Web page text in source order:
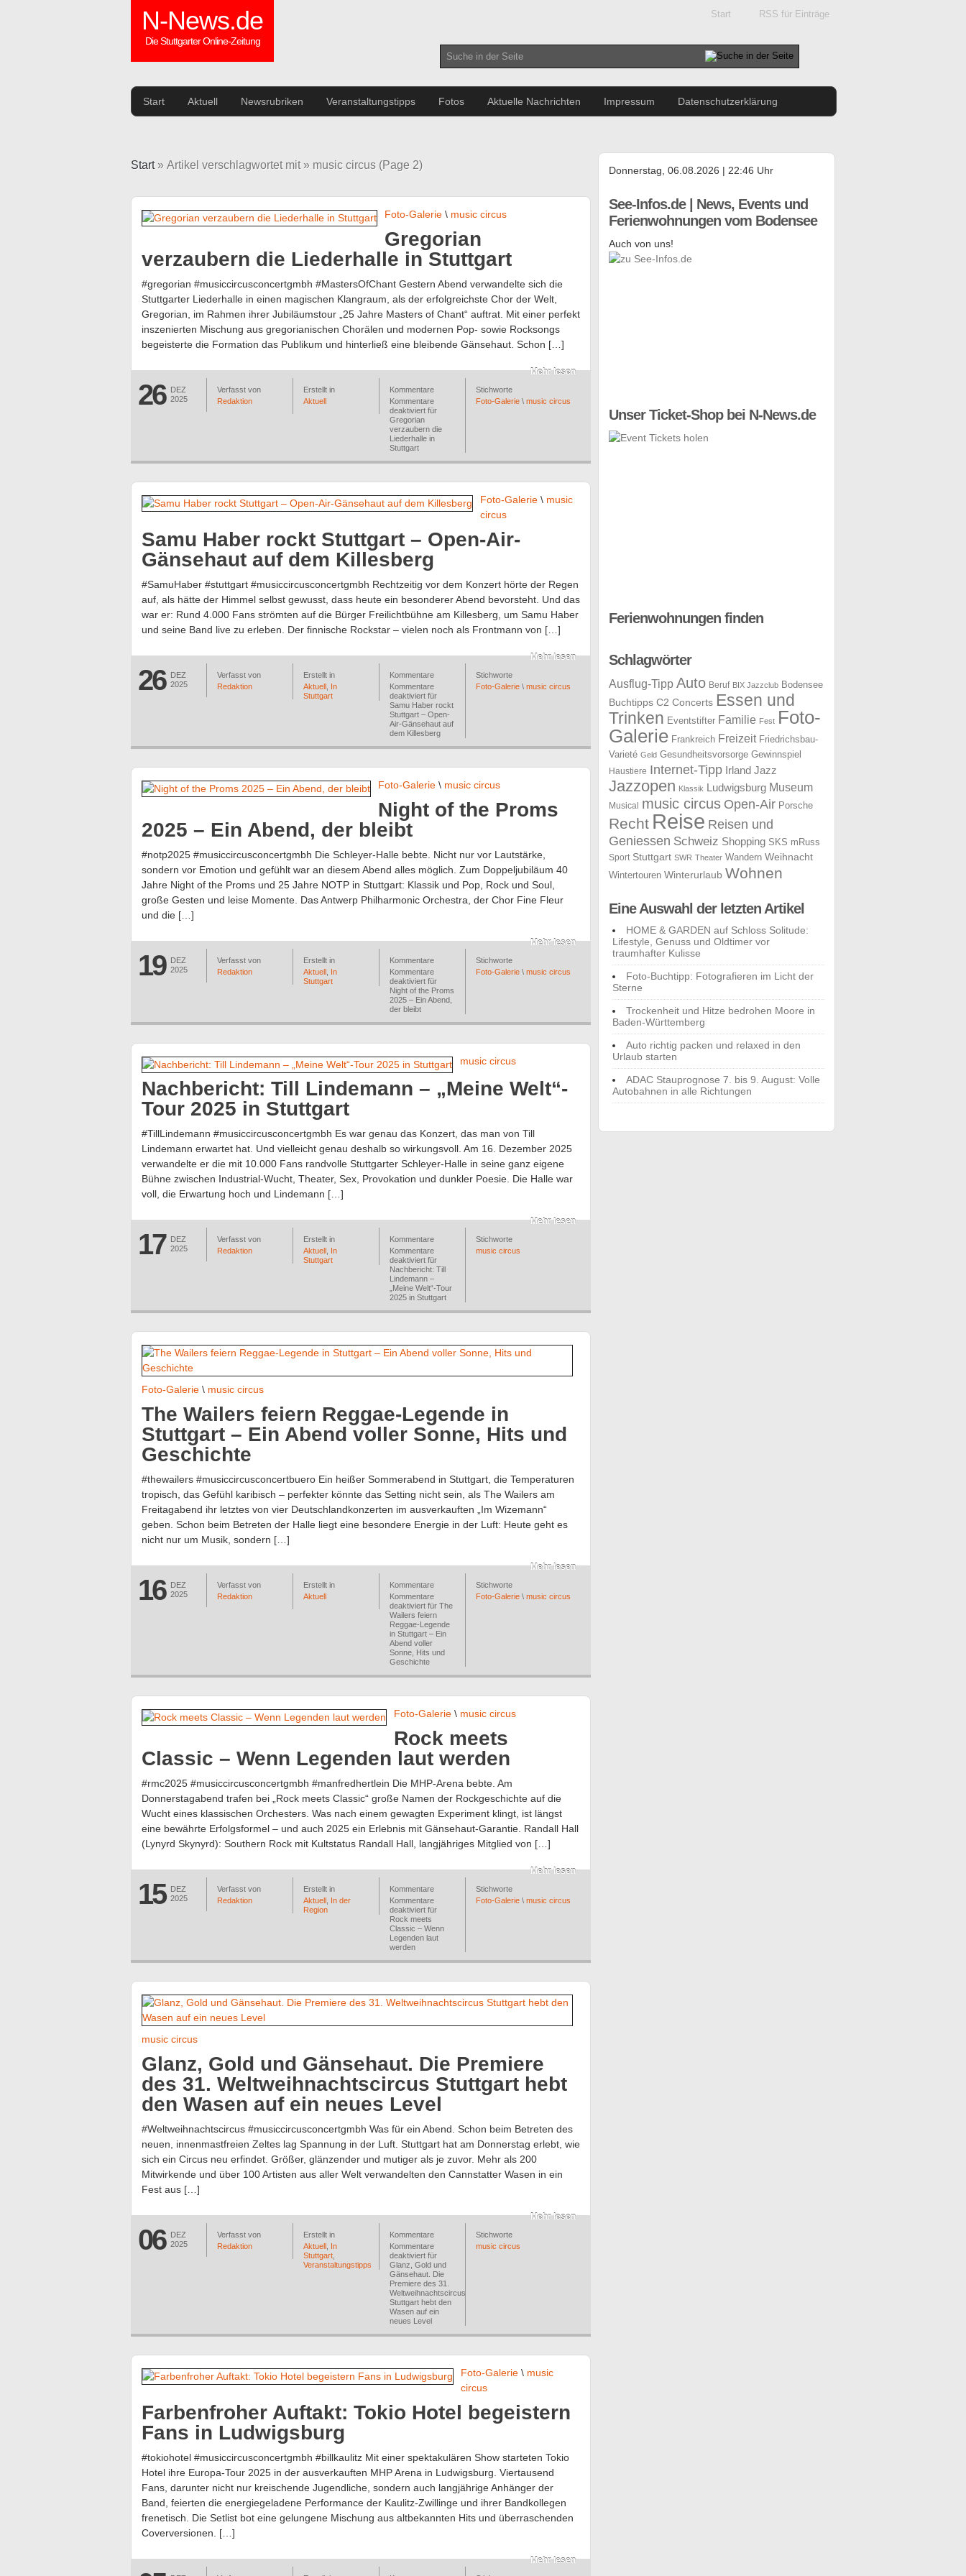
N-News.de
Die Stuttgarter Online-Zeitung
Start RSS für Einträge
Start Aktuell Newsrubriken Veranstaltungstipps Fotos Aktuelle Nachrichten Impressum Datenschutzerklärung
Start» Artikel verschlagwortet mit » music circus (Page 2)
Foto-Galerie \ music circus
Gregorian
verzaubern die Liederhalle in Stuttgart
#gregorian #musiccircusconcertgmbh #MastersOfChant Gestern Abend verwandelte sich die
Stuttgarter Liederhalle in einen magischen Klangraum, als der erfolgreichste Chor der Welt,
Gregorian, im Rahmen ihrer Jubiläumstour „25 Jahre Masters of Chant“ auftrat. Mit einer perfekt
inszenierten Mischung aus gregorianischen Chorälen und modernen Pop- sowie Rocksongs
begeisterte die Formation das Publikum und hinterließ eine bleibende Gänsehaut. Schon […]
26
DEZ
2025
Verfasst von
Redaktion
Erstellt in
Aktuell
Kommentare
Kommentare
deaktiviert für
Gregorian
verzaubern die
Liederhalle in
Stuttgart
Stichworte
Foto-Galerie \ music circus
Mehr lesen
Foto-Galerie \ music
circus
Samu Haber rockt Stuttgart – Open-Air-
Gänsehaut auf dem Killesberg
#SamuHaber #stuttgart #musiccircusconcertgmbh Rechtzeitig vor dem Konzert hörte der Regen
auf, als hätte der Himmel selbst gewusst, dass heute ein besonderer Abend bevorsteht. Und das
war er: Rund 4.000 Fans strömten auf die Bürger Freilichtbühne am Killesberg, um Samu Haber
und seine Band live zu erleben. Der finnische Rockstar – vielen noch als Frontmann von […]
26
DEZ
2025
Verfasst von
Redaktion
Erstellt in
Aktuell In
Stuttgart
Kommentare
Kommentare
deaktiviert für
Samu Haber rockt
Stuttgart – Open-
Air-Gänsehaut auf
dem Killesberg
Stichworte
Foto-Galerie \ music circus
Mehr lesen
Foto-Galerie \ music circus
Night of the Proms
2025 – Ein Abend, der bleibt
#notp2025 #musiccircusconcertgmbh Die Schleyer-Halle bebte. Nicht nur vor Lautstärke,
sondern vor Emotion und gefühlt war an diesem Abend alles möglich. Zum Doppeljubiläum 40
Jahre Night of the Proms und 25 Jahre NOTP in Stuttgart: Klassik und Pop, Rock und Soul,
große Gesten und leise Momente. Das Antwerp Philharmonic Orchestra, der Chor Fine Fleur
und die […]
19
DEZ
2025
Verfasst von
Redaktion
Erstellt in
Aktuell In
Stuttgart
Kommentare
Kommentare
deaktiviert für
Night of the Proms
2025 – Ein Abend,
der bleibt
Stichworte
Foto-Galerie \ music circus
Mehr lesen
music circus
Nachbericht: Till Lindemann – „Meine Welt“-
Tour 2025 in Stuttgart
#TillLindemann #musiccircusconcertgmbh Es war genau das Konzert, das man von Till
Lindemann erwartet hat. Und vielleicht genau deshalb so wirkungsvoll. Am 16. Dezember 2025
verwandelte er die mit 10.000 Fans randvolle Stuttgarter Schleyer-Halle in seine ganz eigene
Bühne zwischen Industrial-Wucht, Theater, Sex, Provokation und dunkler Poesie. Die Halle war
voll, die Erwartung hoch und Lindemann […]
17
DEZ
2025
Verfasst von
Redaktion
Erstellt in
Aktuell In
Stuttgart
Kommentare
Kommentare
deaktiviert für
Nachbericht: Till
Lindemann –
„Meine Welt“-Tour
2025 in Stuttgart
Stichworte
music circus
Mehr lesen
Foto-Galerie \ music circus
The Wailers feiern Reggae-Legende in
Stuttgart – Ein Abend voller Sonne, Hits und
Geschichte
#thewailers #musiccircusconcertbuero Ein heißer Sommerabend in Stuttgart, die Temperaturen
tropisch, das Gefühl karibisch – perfekter könnte das Setting nicht sein, als The Wailers am
Freitagabend ihr letztes von vier Deutschlandkonzerten im ausverkauften „Im Wizemann“
geben. Schon beim Betreten der Halle liegt eine besondere Energie in der Luft: Heute geht es
nicht nur um Musik, sondern […]
16
DEZ
2025
Verfasst von
Redaktion
Erstellt in
Aktuell
Kommentare
Kommentare
deaktiviert für The
Wailers feiern
Reggae-Legende
in Stuttgart – Ein
Abend voller
Sonne, Hits und
Geschichte
Stichworte
Foto-Galerie \ music circus
Mehr lesen
Foto-Galerie \ music circus
Rock meets
Classic – Wenn Legenden laut werden
#rmc2025 #musiccircusconcertgmbh #manfredhertlein Die MHP-Arena bebte. Am
Donnerstagabend trafen bei „Rock meets Classic“ große Namen der Rockgeschichte auf die
Wucht eines klassischen Orchesters. Was nach einem gewagten Experiment klingt, ist längst
eine bewährte Erfolgsformel – und auch 2025 ein Erlebnis mit Gänsehaut-Garantie. Randall Hall
(Lynyrd Skynyrd): Southern Rock mit Kultstatus Randall Hall, langjähriges Mitglied von […]
15
DEZ
2025
Verfasst von
Redaktion
Erstellt in
Aktuell In der
Region
Kommentare
Kommentare
deaktiviert für
Rock meets
Classic – Wenn
Legenden laut
werden
Stichworte
Foto-Galerie \ music circus
Mehr lesen
music circus
Glanz, Gold und Gänsehaut. Die Premiere
des 31. Weltweihnachtscircus Stuttgart hebt
den Wasen auf ein neues Level
#Weltweihnachtscircus #musiccircusconcertgmbh Was für ein Abend. Schon beim Betreten des
neuen, innenmastfreien Zeltes lag Spannung in der Luft. Stuttgart hat am Donnerstag erlebt, wie
sich ein Circus neu erfindet. Größer, glänzender und mutiger als je zuvor. Mehr als 200
Mitwirkende und über 100 Artisten aus aller Welt verwandelten den Cannstatter Wasen in ein
Fest aus […]
06
DEZ
2025
Verfasst von
Redaktion
Erstellt in
Aktuell In
Stuttgart
Veranstaltungstipps
Kommentare
Kommentare
deaktiviert für
Glanz, Gold und
Gänsehaut. Die
Premiere des 31.
Weltweihnachtscircus
Stuttgart hebt den
Wasen auf ein
neues Level
Stichworte
music circus
Mehr lesen
Foto-Galerie \ music
circus
Farbenfroher Auftakt: Tokio Hotel begeistern
Fans in Ludwigsburg
#tokiohotel #musiccircusconcertgmbh #billkaulitz Mit einer spektakulären Show starteten Tokio
Hotel ihre Europa-Tour 2025 in der ausverkauften MHP Arena in Ludwigsburg. Viertausend
Fans, darunter nicht nur kreischende Jugendliche, sondern auch langjährige Anhänger der
Band, feierten die energiegeladene Performance der Kaulitz-Zwillinge und ihrer Bandkollegen
frenetisch. Die Setlist bot eine gelungene Mischung aus altbekannten Hits und überraschenden
Coverversionen. […]
Mehr lesen
Donnerstag, 06.08.2026 | 22:46 Uhr
See-Infos.de | News, Events und
Ferienwohnungen vom Bodensee
Auch von uns!
Unser Ticket-Shop bei N-News.de
Ferienwohnungen finden
Schlagwörter
Ausflug-Tipp Auto Beruf BIX Jazzclub Bodensee
Buchtipps C2 Concerts Essen und
Trinken Eventstifter Familie Fest Foto-
Galerie Frankreich Freizeit Friedrichsbau-
Varieté Geld Gesundheitsvorsorge Gewinnspiel
Haustiere Internet-Tipp Irland Jazz
Jazzopen Klassik Ludwigsburg Museum
Musical music circus Open-Air Porsche
Recht Reise Reisen und
Geniessen Schweiz Shopping SKS mRuss
Sport Stuttgart SWR Theater Wandern Weihnacht
Wintertouren Winterurlaub Wohnen
Eine Auswahl der letzten Artikel
HOME & GARDEN auf Schloss Solitude:
Lifestyle, Genuss und Oldtimer vor
traumhafter Kulisse
Foto-Buchtipp: Fotografieren im Licht der
Sterne
Trockenheit und Hitze bedrohen Moore in
Baden-Württemberg
Auto richtig packen und relaxed in den
Urlaub starten
ADAC Stauprognose 7. bis 9. August: Volle
Autobahnen in alle Richtungen